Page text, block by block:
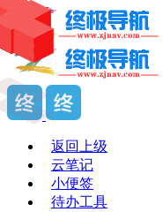
返回上级
云笔记
小便签
待办工具